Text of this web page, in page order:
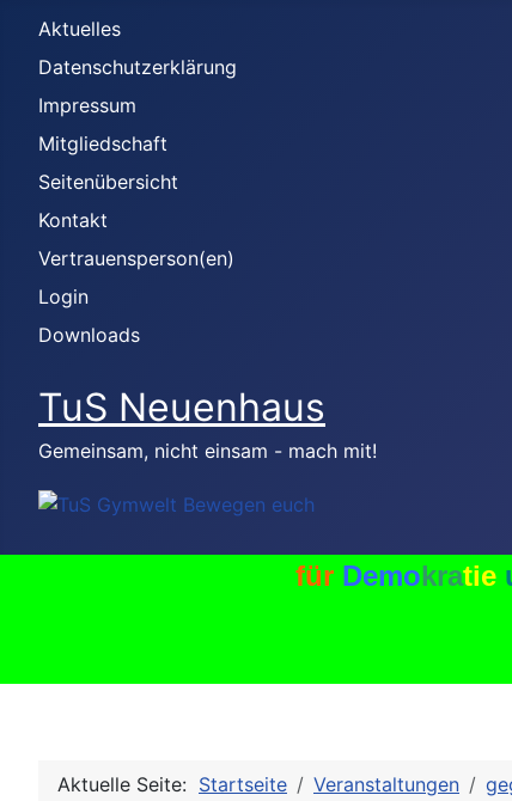
Aktuelles
Datenschutzerklärung
Impressum
Mitgliedschaft
Seitenübersicht
Kontakt
Vertrauensperson(en)
Login
Downloads
TuS Neuenhaus
Gemeinsam, nicht einsam - mach mit!
für Demokratie
Aktuelle Seite: Startseite Veranstaltungen